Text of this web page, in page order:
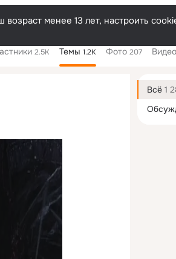
менее 13 лет, настроить
2.5K Темы 1.2K Фото 207 Видео
колонка
Всё 1